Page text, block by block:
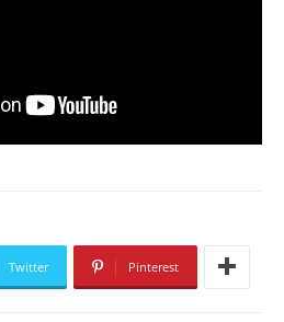
Twitter Pinterest